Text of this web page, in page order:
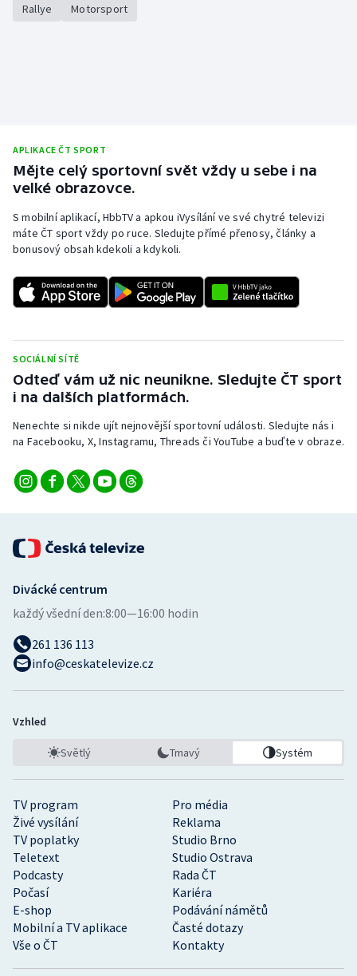
Rallye Motorsport
APLIKACE ČT SPORT
Mějte celý sportovní svět vždy u sebe i na
velké obrazovce.
S mobilní aplikací, HbbTV a apkou iVysílání ve své chytré televizi
máte ČT sport vždy po ruce. Sledujte přímé přenosy, články a
bonusový obsah kdekoli a kdykoli.
SOCIÁLNÍ SÍTĚ
Odteď vám už nic neunikne. Sledujte ČT sport
i na dalších platformách.
Nenechte si nikde ujít nejnovější sportovní události. Sledujte nás i
na Facebooku, X, Instagramu, Threads či YouTube a buďte v obraze.
TV program
Pro média
Živé vysílání
Reklama
TV poplatky
Studio Brno
Teletext
Studio Ostrava
Podcasty
Rada ČT
Počasí
Kariéra
E-shop
Podávání námětů
Mobilní a TV aplikace
Časté dotazy
Vše o ČT
Kontakty
Divácké centrum
každý všední den:8:00—16:00 hodin
261 136 113
info@ceskatelevize.cz
Vzhled
Světlý Tmavý Systém